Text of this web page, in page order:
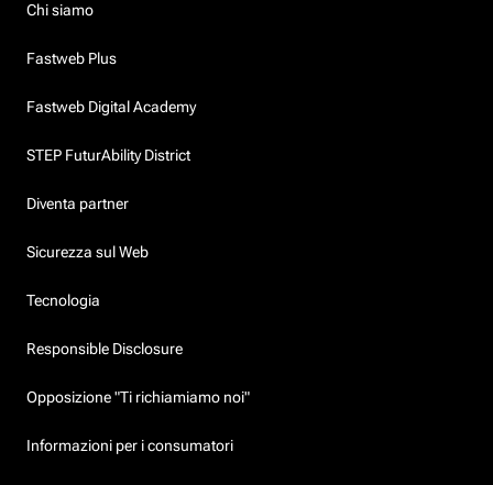
Chi siamo
Fastweb Plus
Fastweb Digital Academy
STEP FuturAbility District
Diventa partner
Sicurezza sul Web
Tecnologia
Responsible Disclosure
Opposizione "Ti richiamiamo noi"
Informazioni per i consumatori